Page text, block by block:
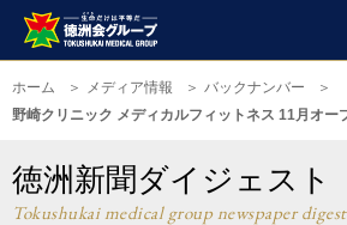
ホーム メディア情報
バックナンバー
野崎クリニック メディカルフィットネス 11月オー
徳洲新聞ダイジェスト
Tokushukai medical group newspaper digest